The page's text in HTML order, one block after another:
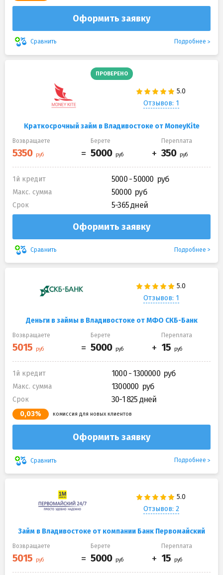
Оформить заявку
Сравнить Подробнее
ПРОВЕРЕНО
Отзывов: 1
Краткосрочный займ в Владивостоке от MoneyKite
Возвращаете Берете Переплата
1й кредит 5000 - 50000
Макс. сумма 50000
Срок 5-365 дней
Оформить заявку
Сравнить Подробнее
Отзывов: 1
Деньги в займы в Владивостоке от МФО СКБ-Банк
Возвращаете Берете Переплата
1й кредит 1000 - 1300000
Макс. сумма 1300000
Срок 30-1 825 дней
0,03% комиссия для новых клиентов
Оформить заявку
Сравнить Подробнее
Отзывов: 2
Займ в Владивостоке от компании Банк Первомайский
Возвращаете Берете Переплата